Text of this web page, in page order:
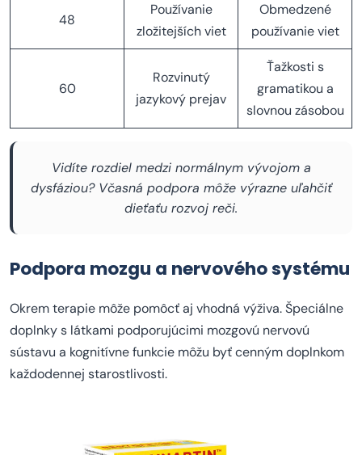
48
Používanie
zložitejších viet
Obmedzené
používanie viet
60
Rozvinutý
jazykový prejav
Ťažkosti s
gramatikou a
slovnou zásobou
Vidíte rozdiel medzi normálnym vývojom a
dysfáziou? Včasná podpora môže výrazne uľahčiť
dieťaťu rozvoj reči.
Podpora mozgu a nervového systému
Okrem terapie môže pomôcť aj vhodná výživa. Špeciálne
doplnky s látkami podporujúcimi mozgovú nervovú
sústavu a kognitívne funkcie môžu byť cenným doplnkom
každodennej starostlivosti.